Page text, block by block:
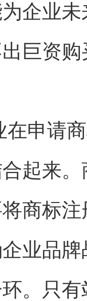
企业
巨资
在申请
起来
商标
业品
。只